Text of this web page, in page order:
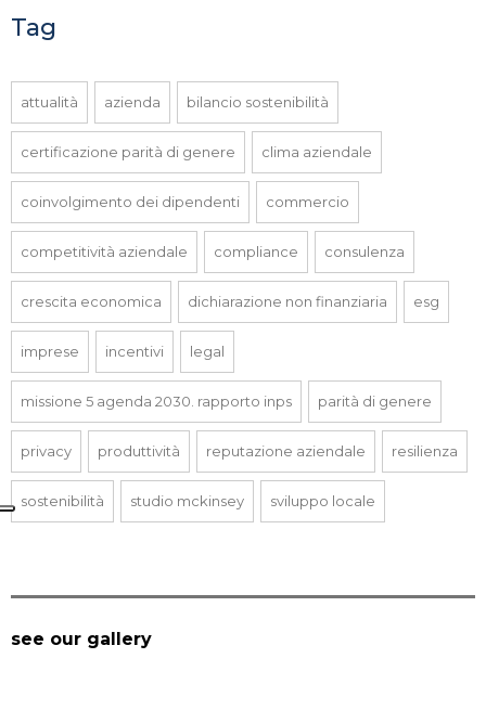
Tag
attualità azienda bilancio sostenibilità
certificazione parità di genere clima aziendale
coinvolgimento dei dipendenti commercio
competitività aziendale compliance consulenza
crescita economica dichiarazione non finanziaria esg
imprese incentivi legal
missione 5 agenda 2030. rapporto inps parità di genere
privacy produttività reputazione aziendale resilienza
sostenibilità studio mckinsey sviluppo locale
see our gallery